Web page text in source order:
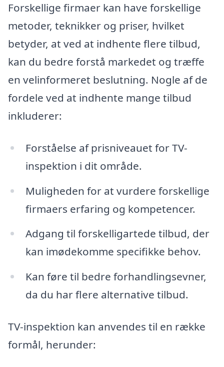
Forskellige firmaer kan have forskellige
metoder, teknikker og priser, hvilket
betyder, at ved at indhente flere tilbud,
kan du bedre forstå markedet og træffe
en velinformeret beslutning. Nogle af de
fordele ved at indhente mange tilbud
inkluderer:
Forståelse af prisniveauet for TV-
inspektion i dit område.
Muligheden for at vurdere forskellige
firmaers erfaring og kompetencer.
Adgang til forskelligartede tilbud, der
kan imødekomme specifikke behov.
Kan føre til bedre forhandlingsevner,
da du har flere alternative tilbud.
TV-inspektion kan anvendes til en række
formål, herunder: